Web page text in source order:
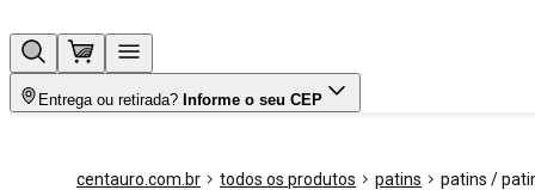
Entrega ou retirada? Informe o seu CEP
centauro.com.br todos os produtos patins patins /